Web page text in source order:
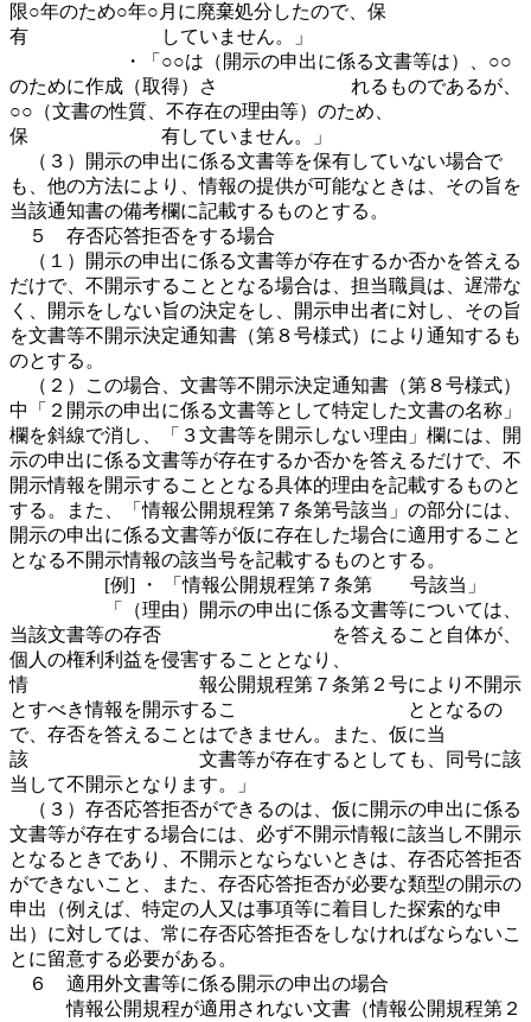
限○年のため○年○月に廃棄処分したので、保
有 していません。」
・「○○は（開示の申出に係る文書等は）、○○
のために作成（取得）さ れるものであるが、
○○（文書の性質、不存在の理由等）のため、
保 有していません。」
（３）開示の申出に係る文書等を保有していない場合で
も、他の方法により、情報の提供が可能なときは、その旨を
当該通知書の備考欄に記載するものとする。
５ 存否応答拒否をする場合
（１）開示の申出に係る文書等が存在するか否かを答える
だけで、不開示することとなる場合は、担当職員は、遅滞な
く、開示をしない旨の決定をし、開示申出者に対し、その旨
を文書等不開示決定通知書（第８号様式）により通知するも
のとする。
（２）この場合、文書等不開示決定通知書（第８号様式）
中「２開示の申出に係る文書等として特定した文書の名称」
欄を斜線で消し、「３文書等を開示しない理由」欄には、開
示の申出に係る文書等が存在するか否かを答えるだけで、不
開示情報を開示することとなる具体的理由を記載するものと
する。また、「情報公開規程第７条第号該当」の部分には、
開示の申出に係る文書等が仮に存在した場合に適用すること
となる不開示情報の該当号を記載するものとする。
[例] ・ 「情報公開規程第７条第 号該当」
「（理由）開示の申出に係る文書等については、
当該文書等の存否 を答えること自体が、
個人の権利利益を侵害することとなり、
情 報公開規程第７条第２号により不開示
とすべき情報を開示するこ ととなるの
で、存否を答えることはできません。また、仮に当
該 文書等が存在するとしても、同号に該
当して不開示となります。」
（３）存否応答拒否ができるのは、仮に開示の申出に係る
文書等が存在する場合には、必ず不開示情報に該当し不開示
となるときであり、不開示とならないときは、存否応答拒否
ができないこと、また、存否応答拒否が必要な類型の開示の
申出（例えば、特定の人又は事項等に着目した探索的な申
出）に対しては、常に存否応答拒否をしなければならないこ
とに留意する必要がある。
６ 適用外文書等に係る開示の申出の場合
情報公開規程が適用されない文書（情報公開規程第２